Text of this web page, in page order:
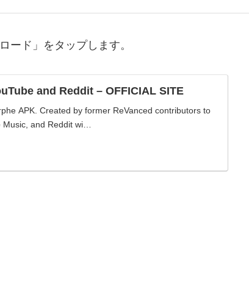
ード」をタップします。
and Reddit – OFFICIAL SITE
APK. Created by former ReVanced contributors to
and Reddit wi…